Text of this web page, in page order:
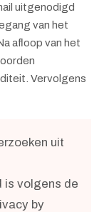
uitgenodigd
van het
afloop van het
Vervolgens
uit
is volgens de
by